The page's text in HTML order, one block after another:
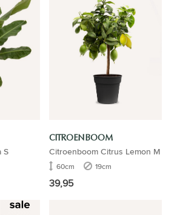
S
CITROENBOOM
Citroenboom Citrus Lemon M
60cm 19cm
39,95